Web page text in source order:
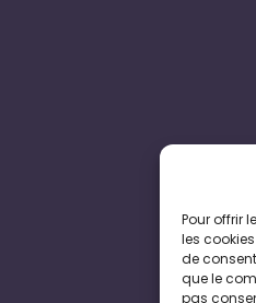
Pour offrir
les
de
que le
pas